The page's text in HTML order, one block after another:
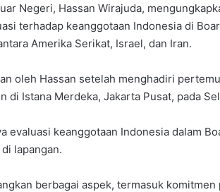
Negeri, Hassan Wirajuda,
terhadap keanggotaan Indonesia di
Amerika Serikat, Israel, dan Iran.
oleh Hassan setelah menghadiri
Istana Merdeka, Jakarta Pusat, pada
evaluasi keanggotaan Indonesia dalam
lapangan.
berbagai aspek, termasuk